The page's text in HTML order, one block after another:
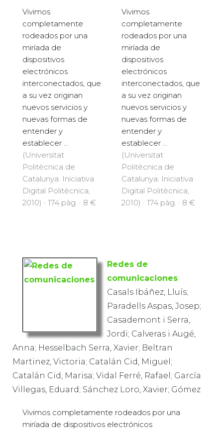
Vivimos
completamente
rodeados por una
miríada de
dispositivos
electrónicos
interconectados, que
a su vez originan
nuevos servicios y
nuevas formas de
entender y
establecer ...
(Universitat
Politècnica de
Catalunya. Iniciativa
Digital Politècnica,
2010) · 174 pàg. · 8 €
Vivimos
completamente
rodeados por una
miríada de
dispositivos
electrónicos
interconectados, que
a su vez originan
nuevos servicios y
nuevas formas de
entender y
establecer ...
(Universitat
Politècnica de
Catalunya. Iniciativa
Digital Politècnica,
2010) · 174 pàg. · 8 €
Redes de
comunicaciones
Casals Ibáñez, Lluís;
Paradells Aspas, Josep;
Casademont i Serra,
Jordi; Calveras i Augé,
Anna; Hesselbach Serra, Xavier; Beltran
Martinez, Victoria; Catalán Cid, Miguel;
Catalán Cid, Marisa; Vidal Ferré, Rafael; García
Villegas, Eduard; Sánchez Loro, Xavier; Gómez
Vivimos completamente rodeados por una
miríada de dispositivos electrónicos